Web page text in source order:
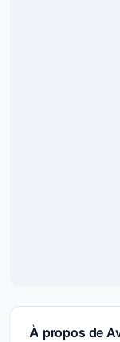
À propos de